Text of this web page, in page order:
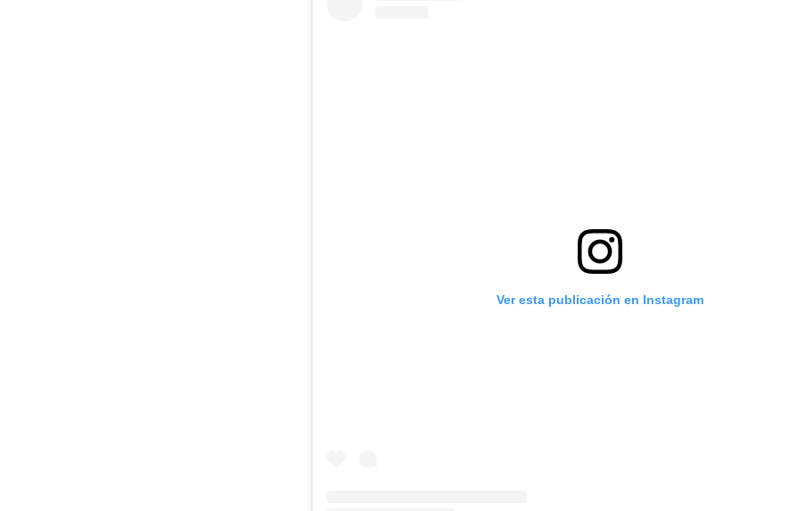
Ver esta publicación en Instagram